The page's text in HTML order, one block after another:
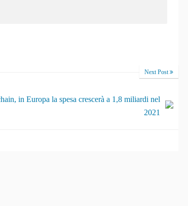
Next Post
in Europa la spesa crescerà a 1,8 miliardi nel
2021